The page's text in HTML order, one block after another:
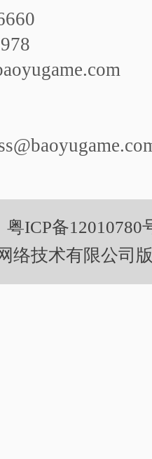
粤ICP备12010780
络技术有限公司